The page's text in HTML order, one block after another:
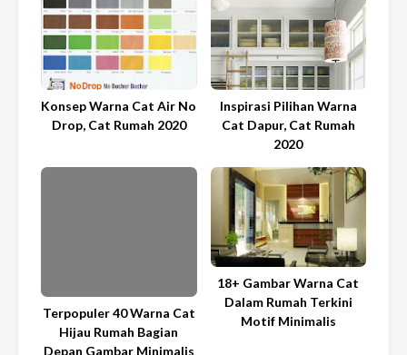
Konsep Warna Cat Air No
Drop, Cat Rumah 2020
Inspirasi Pilihan Warna
Cat Dapur, Cat Rumah
2020
Terpopuler 40 Warna Cat
Hijau Rumah Bagian
Depan Gambar Minimalis
18+ Gambar Warna Cat
Dalam Rumah Terkini
Motif Minimalis